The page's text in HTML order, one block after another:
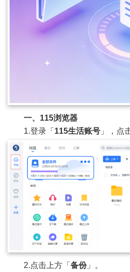
一、115浏览器
1.登录「 115生活账号 」，点
2.点击上方「 备份」。